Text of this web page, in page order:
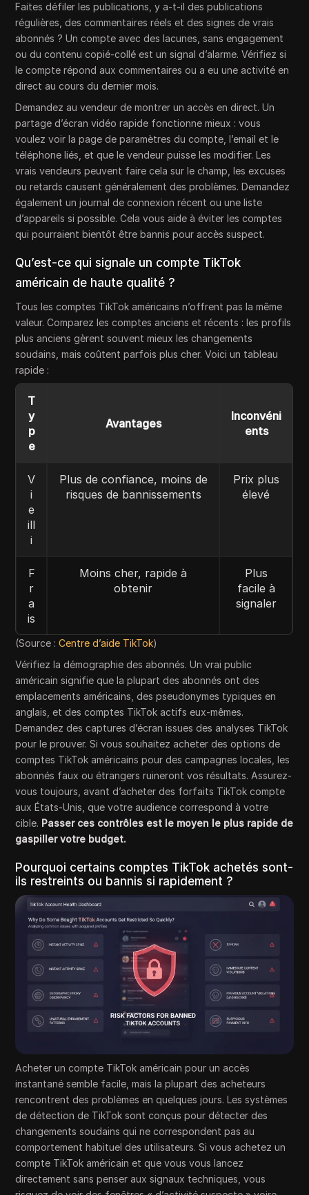
Faites défiler les publications, y a-t-il des publications
régulières, des commentaires réels et des signes de vrais
abonnés ? Un compte avec des lacunes, sans engagement
ou du contenu copié-collé est un signal d’alarme. Vérifiez si
le compte répond aux commentaires ou a eu une activité en
direct au cours du dernier mois.
Demandez au vendeur de montrer un accès en direct. Un
partage d’écran vidéo rapide fonctionne mieux : vous
voulez voir la page de paramètres du compte, l’email et le
téléphone liés, et que le vendeur puisse les modifier. Les
vrais vendeurs peuvent faire cela sur le champ, les excuses
ou retards causent généralement des problèmes. Demandez
également un journal de connexion récent ou une liste
d’appareils si possible. Cela vous aide à éviter les comptes
qui pourraient bientôt être bannis pour accès suspect.
Qu’est-ce qui signale un compte TikTok
américain de haute qualité ?
Tous les comptes TikTok américains n’offrent pas la même
valeur. Comparez les comptes anciens et récents : les profils
plus anciens gèrent souvent mieux les changements
soudains, mais coûtent parfois plus cher. Voici un tableau
rapide :
T
y
p
e
Avantages
Inconvéni
ents
V
i
e
ill
i
Plus de confiance, moins de
risques de bannissements
Prix plus
élevé
F
r
a
is
Moins cher, rapide à
obtenir
Plus
facile à
signaler
(Source :Centre d’aide TikTok)
Vérifiez la démographie des abonnés. Un vrai public
américain signifie que la plupart des abonnés ont des
emplacements américains, des pseudonymes typiques en
anglais, et des comptes TikTok actifs eux-mêmes.
Demandez des captures d’écran issues des analyses TikTok
pour le prouver. Si vous souhaitez acheter des options de
comptes TikTok américains pour des campagnes locales, les
abonnés faux ou étrangers ruineront vos résultats. Assurez-
vous toujours, avant d’acheter des forfaits TikTok compte
aux États-Unis, que votre audience correspond à votre
cible. Passer ces contrôles est le moyen le plus rapide de
gaspiller votre budget.
Pourquoi certains comptes TikTok achetés sont-
ils restreints ou bannis si rapidement ?
Acheter un compte TikTok américain pour un accès
instantané semble facile, mais la plupart des acheteurs
rencontrent des problèmes en quelques jours. Les systèmes
de détection de TikTok sont conçus pour détecter des
changements soudains qui ne correspondent pas au
comportement habituel des utilisateurs. Si vous achetez un
compte TikTok américain et que vous vous lancez
directement sans penser aux signaux techniques, vous